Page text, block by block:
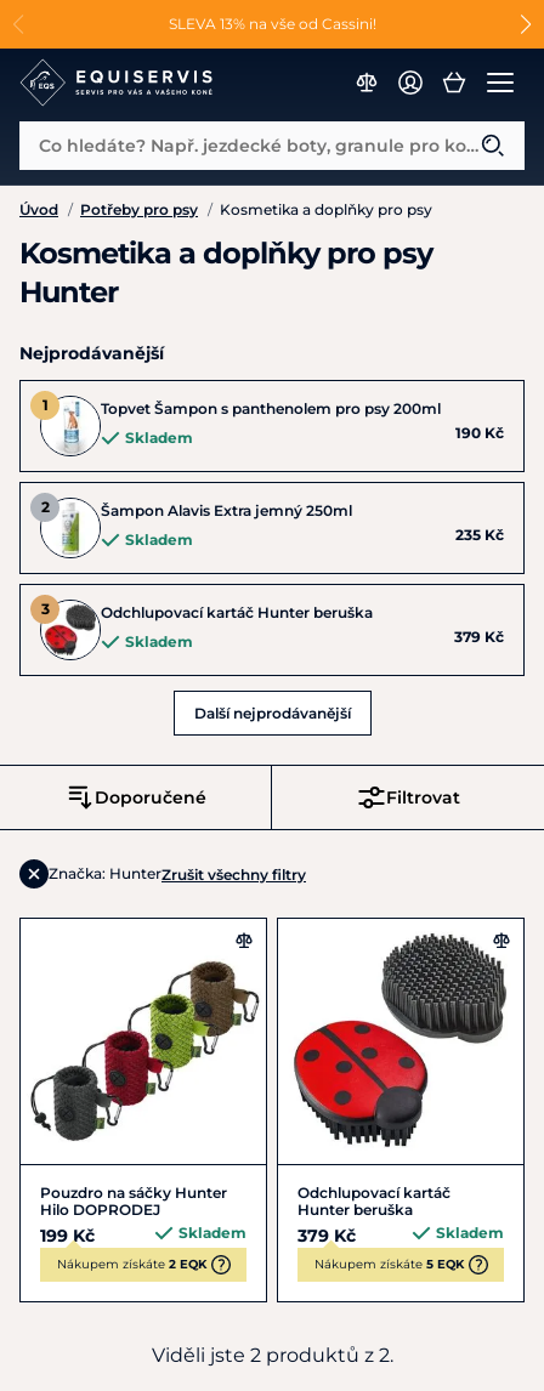
SLEVA 13% na vše od Cassini!
😮 CRAZY SLEVY AŽ 70% 😮
📐Pasování a doplňky k vybraným sedlům ZDARMA 🐴
Co hledáte? Např. jezdecké boty, granule pro koně...
Úvod / Potřeby pro psy / Kosmetika a doplňky pro psy
Kosmetika a doplňky pro psy
Hunter
Nejprodávanější
Topvet Šampon s panthenolem pro psy 200ml
Skladem
190 Kč
Šampon Alavis Extra jemný 250ml
Skladem
235 Kč
Odchlupovací kartáč Hunter beruška
Skladem
379 Kč
Další nejprodávanější
Filtrovat
Doporučené
Značka: HunterZrušit všechny filtry
Pouzdro na sáčky Hunter
Hilo DOPRODEJ
199 Kč Skladem
Nákupem získáte 2 EQK
Odchlupovací kartáč
Hunter beruška
379 Kč Skladem
Nákupem získáte 5 EQK
Viděli jste 2 produktů z 2.